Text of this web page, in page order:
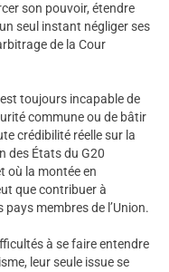
son pouvoir, étendre
seul instant négliger ses
de la Cour
est toujours incapable de
commune ou de bâtir
crédibilité réelle sur la
des États du G20
où la montée en
que contribuer à
membres de l’Union.
à se faire entendre
leur seule issue se